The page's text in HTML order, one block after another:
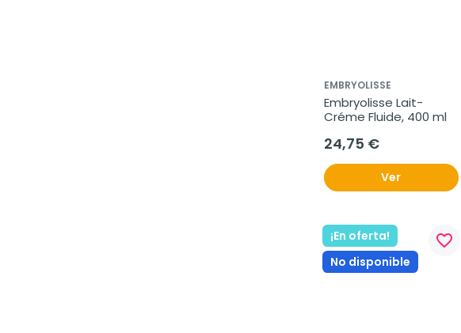
EMBRYOLISSE
Embryolisse Lait-
Créme Fluide, 400 ml
24,75 €
Ver
¡En oferta!
No disponible
favorite_border